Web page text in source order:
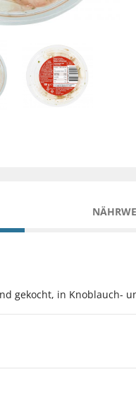
gekocht, in Knoblauch-